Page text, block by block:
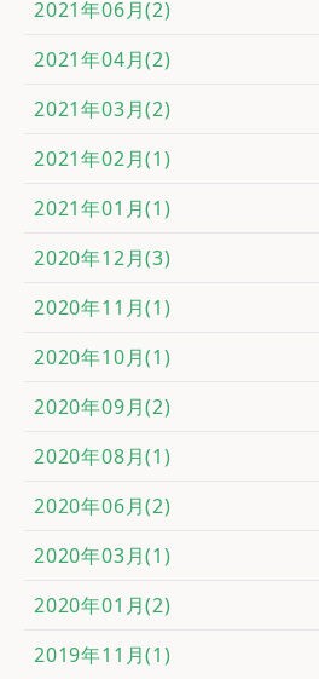
2021年06月(2)
2021年04月(2)
2021年03月(2)
2021年02月(1)
2021年01月(1)
2020年12月(3)
2020年11月(1)
2020年10月(1)
2020年09月(2)
2020年08月(1)
2020年06月(2)
2020年03月(1)
2020年01月(2)
2019年11月(1)